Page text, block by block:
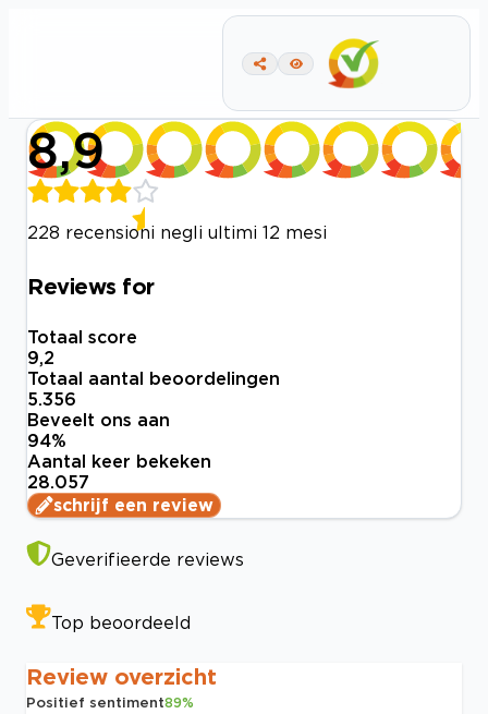
8,9
228 recensioni negli ultimi 12 mesi
Reviews for
Totaal score
9,2
Totaal aantal beoordelingen
5.356
Beveelt ons aan
94%
Aantal keer bekeken
28.057
schrijf een review
Geverifieerde reviews
Top beoordeeld
Review overzicht
Positief sentiment89%